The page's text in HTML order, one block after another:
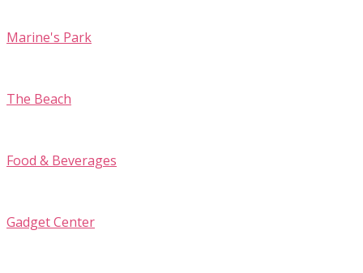
Marine's Park
The Beach
Food & Beverages
Gadget Center